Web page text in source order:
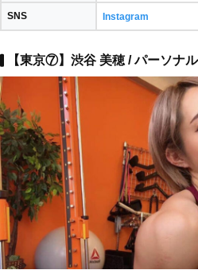
SNS Instagram
【東京⑦】渋谷 美穂 / パーソナ